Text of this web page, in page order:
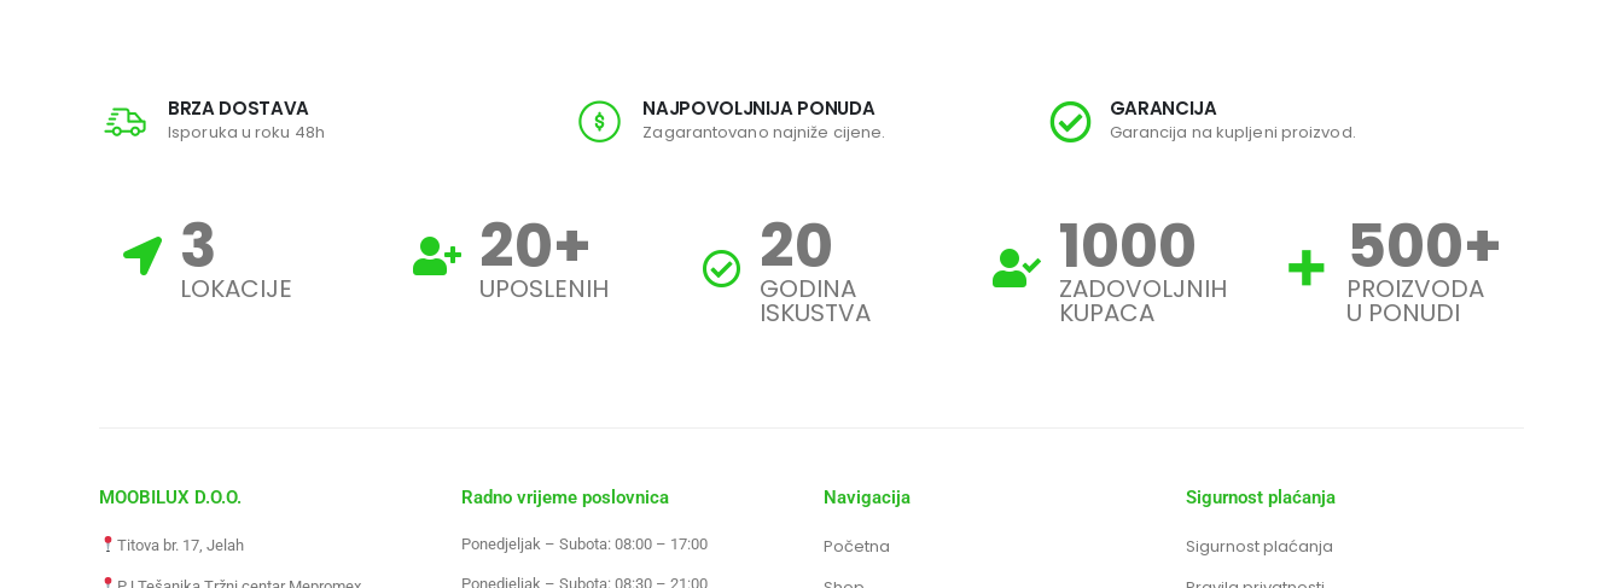
BRZA DOSTAVA
Isporuka u roku 48h
NAJPOVOLJNIJA PONUDA
Zagarantovano najniže cijene.
GARANCIJA
Garancija na kupljeni proizvod.
3
LOKACIJE 20+
UPOSLENIH 20
GODINA
ISKUSTVA
1000
ZADOVOLJNIH
KUPACA
500+
PROIZVODA
U PONUDI
MOOBILUX D.O.O.
Titova br. 17, Jelah
Radno vrijeme poslovnica
Ponedjeljak – Subota: 08:00 – 17:00
Ponedjeljak – Subota: 08:30 – 21:00
Navigacija
Početna
Sigurnost plaćanja
Sigurnost plaćanja